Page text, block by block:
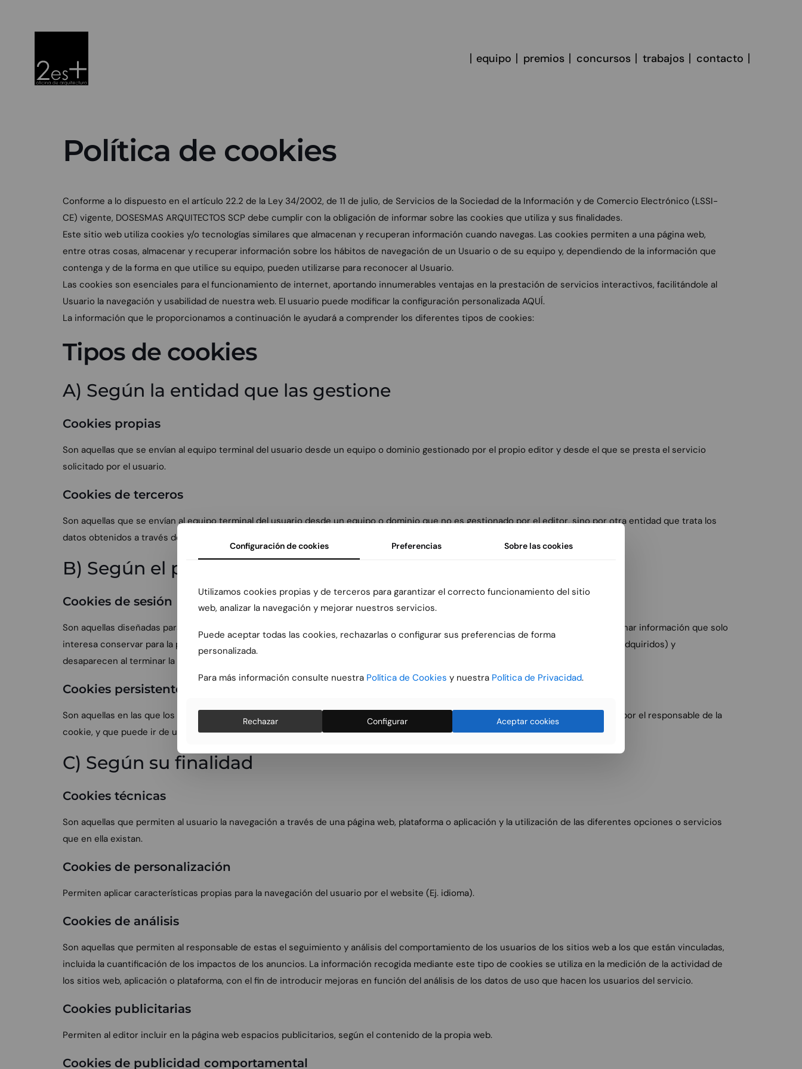
equipo premios concursos trabajos contacto
Política de cookies
Conforme a lo dispuesto en el artículo 22.2 de la Ley 34/2002, de 11 de julio, de Servicios de la Sociedad de la Información y de Comercio Electrónico (LSSI-
CE) vigente, DOSESMAS ARQUITECTOS SCP debe cumplir con la obligación de informar sobre las cookies que utiliza y sus finalidades.
Este sitio web utiliza cookies y/o tecnologías similares que almacenan y recuperan información cuando navegas. Las cookies permiten a una página web,
entre otras cosas, almacenar y recuperar información sobre los hábitos de navegación de un Usuario o de su equipo y, dependiendo de la información que
contenga y de la forma en que utilice su equipo, pueden utilizarse para reconocer al Usuario.
Las cookies son esenciales para el funcionamiento de internet, aportando innumerables ventajas en la prestación de servicios interactivos, facilitándole al
Usuario la navegación y usabilidad de nuestra web. El usuario puede modificar la configuración personalizada AQUÍ.
La información que le proporcionamos a continuación le ayudará a comprender los diferentes tipos de cookies:
Tipos de cookies
A) Según la entidad que las gestione
Cookies propias
Son aquellas que se envían al equipo terminal del usuario desde un equipo o dominio gestionado por el propio editor y desde el que se presta el servicio
solicitado por el usuario.
Cookies de terceros
Son aquellas que se envían al equipo terminal del usuario desde un equipo o dominio que no es gestionado por el editor, sino por otra entidad que trata los
datos obtenidos a través de las cookies.
B) Según el plazo de tiempo que permanezcan activadas
Cookies de sesión
Son aquellas diseñadas para recabar y almacenar datos mientras el usuario accede a una página web. Se suelen emplear para almacenar información que solo
interesa conservar para la prestación del servicio solicitado por el usuario en una sola ocasión (por ejemplo, una lista de productos adquiridos) y
desaparecen al terminar la sesión.
Cookies persistentes
Son aquellas en las que los datos siguen almacenados en el terminal y pueden ser accedidos y tratados durante un periodo definido por el responsable de la
cookie, y que puede ir de unos minutos a varios años.
C) Según su finalidad
Cookies técnicas
Son aquellas que permiten al usuario la navegación a través de una página web, plataforma o aplicación y la utilización de las diferentes opciones o servicios
que en ella existan.
Cookies de personalización
Permiten aplicar características propias para la navegación del usuario por el website (Ej. idioma).
Cookies de análisis
Son aquellas que permiten al responsable de estas el seguimiento y análisis del comportamiento de los usuarios de los sitios web a los que están vinculadas,
incluida la cuantificación de los impactos de los anuncios. La información recogida mediante este tipo de cookies se utiliza en la medición de la actividad de
los sitios web, aplicación o plataforma, con el fin de introducir mejoras en función del análisis de los datos de uso que hacen los usuarios del servicio.
Cookies publicitarias
Permiten al editor incluir en la página web espacios publicitarios, según el contenido de la propia web.
Cookies de publicidad comportamental
Configuración de cookies Preferencias Sobre lascookies
Utilizamos cookies propias y de terceros para garantizar el correcto funcionamiento del sitio
web, analizar la navegación y mejorar nuestros servicios.
Puede aceptar todas las cookies, rechazarlas o configurar sus preferencias de forma
personalizada.
Para más información consulte nuestra Política de Cookies y nuestra Política de Privacidad.
Rechazar Configurar Aceptar cookies